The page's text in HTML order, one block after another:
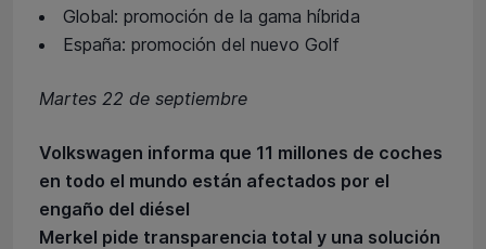
Global: promoción de la gama híbrida
España: promoción del nuevo Golf
Martes 22 de septiembre
Volkswagen informa que 11 millones de coches
en todo el mundo están afectados por el
engaño del diésel
Merkel pide transparencia total y una solución